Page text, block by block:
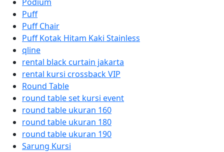
Puff
Puff Chair
Puff Kotak Hitam Kaki Stainless
qline
rental black curtain jakarta
rental kursi crossback VIP
Round Table
round table set kursi event
round table ukuran 160
round table ukuran 180
round table ukuran 190
Sarung Kursi